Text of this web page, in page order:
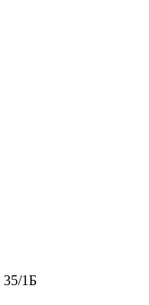
35/1Б